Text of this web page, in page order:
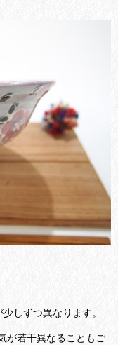
しずつ異なります。
が若干異なることもご